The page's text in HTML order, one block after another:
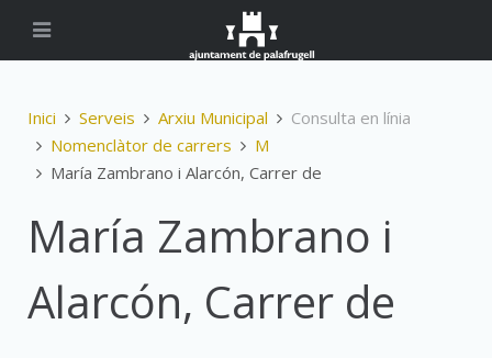
Inici Serveis Arxiu Municipal
Consulta en línia
Nomenclàtor de carrers
M
María Zambrano i Alarcón, Carrer de
María Zambrano i
Alarcón, Carrer de